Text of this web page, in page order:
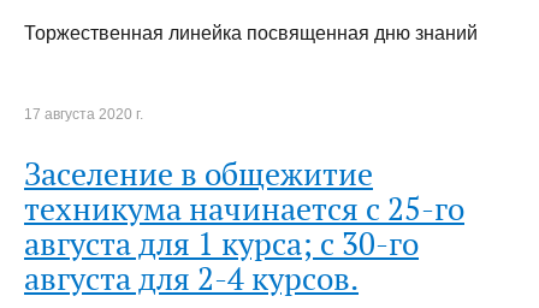
Торжественная линейка посвященная дню знаний
17 августа 2020 г.
Заселение в общежитие
техникума начинается с 25-го
августа для 1 курса; с 30-го
августа для 2-4 курсов.